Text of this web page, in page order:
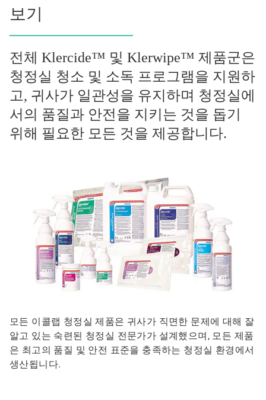
보기
전체 Klercide™ 및 Klerwipe™ 제품군은
청정실 청소 및 소독 프로그램을 지원하
고, 귀사가 일관성을 유지하며 청정실에
서의 품질과 안전을 지키는 것을 돕기
위해 필요한 모든 것을 제공합니다.
모든 이콜랩 청정실 제품은 귀사가 직면한 문제에 대해 잘
알고 있는 숙련된 청정실 전문가가 설계했으며, 모든 제품
은 최고의 품질 및 안전 표준을 충족하는 청정실 환경에서
생산됩니다.